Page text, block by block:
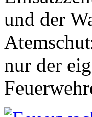
und der
nur der